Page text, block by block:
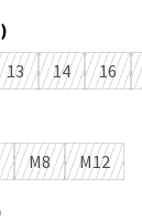
obecnie
jest obecnie
13
(Ta opcja jest
14
(Ta opcja
16
(Ta
obecnie
opcja jest obecnie
M8
(Ta opcja jest
M12
(Ta